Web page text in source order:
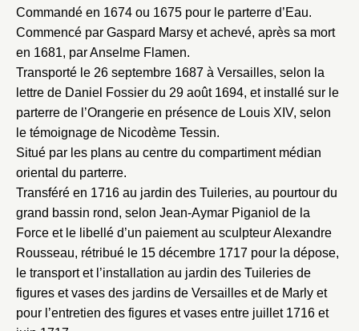
Commandé en 1674 ou 1675 pour le parterre d’Eau.
Commencé par Gaspard Marsy et achevé, après sa mort
en 1681, par Anselme Flamen.
Transporté le 26 septembre 1687 à Versailles, selon la
lettre de Daniel Fossier du 29 août 1694, et installé sur le
parterre de l’Orangerie en présence de Louis XIV, selon
le témoignage de Nicodème Tessin.
Situé par les plans au centre du compartiment médian
oriental du parterre.
Transféré en 1716 au jardin des Tuileries, au pourtour du
grand bassin rond, selon Jean-Aymar Piganiol de la
Force et le libellé d’un paiement au sculpteur Alexandre
Rousseau, rétribué le 15 décembre 1717 pour la dépose,
le transport et l’installation au jardin des Tuileries de
figures et vases des jardins de Versailles et de Marly et
pour l’entretien des figures et vases entre juillet 1716 et
Choix du dossier où ajouter la
notice
Nom du dossier
Valider
Nouveau dossier
Fermer
Connexion
Courriel
Mot de passe